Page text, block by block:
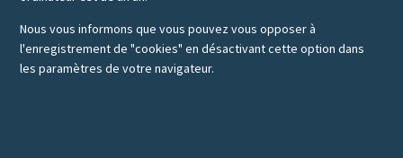
Nous vous informons que vous pouvez vous opposer à
l'enregistrement de "cookies" en désactivant cette option dans
les paramètres de votre navigateur.